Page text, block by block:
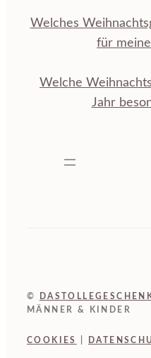
Welches
für
Welche
Jahr
©
MÄNNER & KINDER
COOKIES